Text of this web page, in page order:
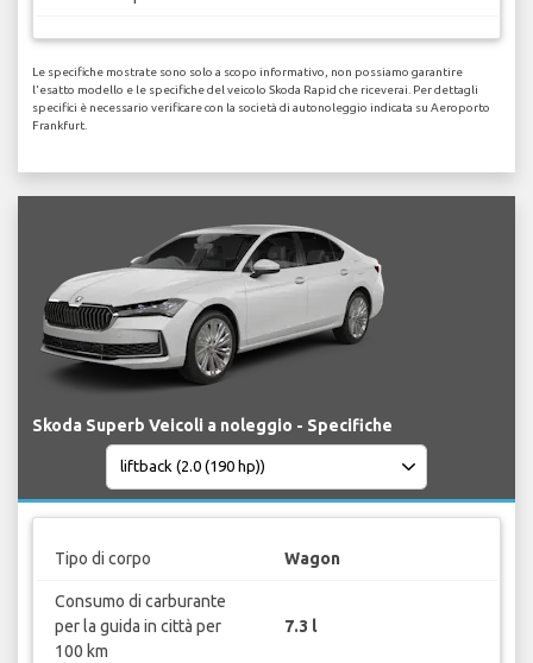
Le specifiche mostrate sono solo a scopo informativo, non possiamo garantire
l'esatto modello e le specifiche del veicolo Skoda Rapid che riceverai. Per dettagli
specifici è necessario verificare con la società di autonoleggio indicata su Aeroporto
Frankfurt.
Skoda Superb Veicoli a noleggio - Specifiche
Tipo di corpo Wagon
Consumo di carburante
per la guida in città per
100 km
7.3 l